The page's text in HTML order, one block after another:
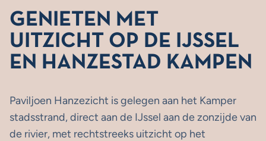
GENIETEN MET
UITZICHT OP DE IJSSEL
EN HANZESTAD KAMPEN
Paviljoen Hanzezicht is gelegen aan het Kamper
stadsstrand, direct aan de IJssel aan de zonzijde van
de rivier, met rechtstreeks uitzicht op het